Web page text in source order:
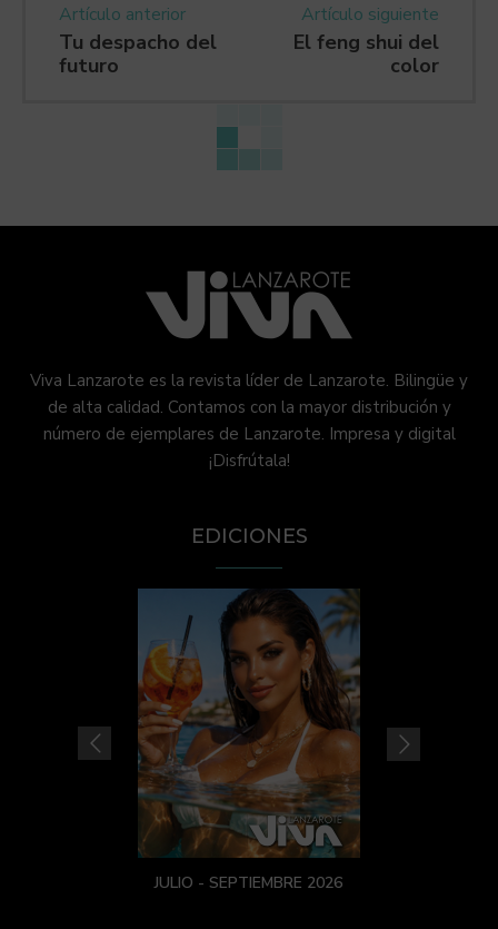
Artículo anterior
Tu despacho del
futuro
Artículo siguiente
El feng shui del
color
Viva Lanzarote es la revista líder de Lanzarote. Bilingüe y
de alta calidad. Contamos con la mayor distribución y
número de ejemplares de Lanzarote. Impresa y digital
¡Disfrútala!
EDICIONES
JULIO - SEPTIEMBRE 2026